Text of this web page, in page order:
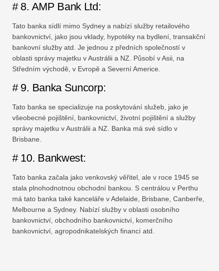
# 8. AMP Bank Ltd:
Tato banka sídlí mimo Sydney a nabízí služby retailového
bankovnictví, jako jsou vklady, hypotéky na bydlení, transakční
bankovní služby atd. Je jednou z předních společností v
oblasti správy majetku v Austrálii a NZ. Působí v Asii, na
Středním východě, v Evropě a Severní Americe.
# 9. Banka Suncorp:
Tato banka se specializuje na poskytování služeb, jako je
všeobecné pojištění, bankovnictví, životní pojištění a služby
správy majetku v Austrálii a NZ. Banka má své sídlo v
Brisbane.
# 10. Bankwest:
Tato banka začala jako venkovský věřitel, ale v roce 1945 se
stala plnohodnotnou obchodní bankou. S centrálou v Perthu
má tato banka také kanceláře v Adelaide, Brisbane, Canberře,
Melbourne a Sydney. Nabízí služby v oblasti osobního
bankovnictví, obchodního bankovnictví, komerčního
bankovnictví, agropodnikatelských financí atd.